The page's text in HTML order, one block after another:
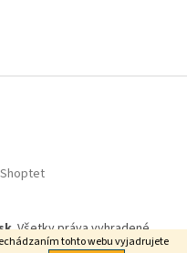
tohto webu vyjadrujete
. Všetky práva vyhradené.